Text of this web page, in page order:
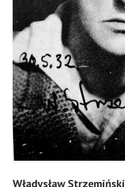
Władysław Strzemiński